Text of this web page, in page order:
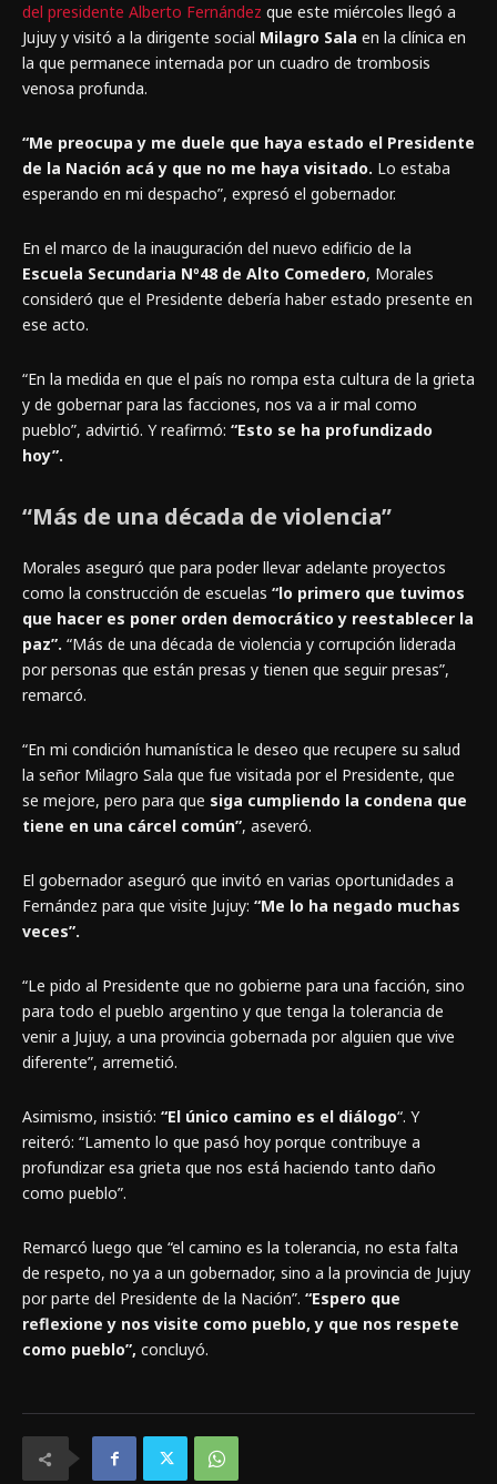
del presidente Alberto Fernández que este miércoles llegó a
Jujuy y visitó a la dirigente social Milagro Sala en la clínica en
la que permanece internada por un cuadro de trombosis
venosa profunda.
“Me preocupa y me duele que haya estado el Presidente
de la Nación acá y que no me haya visitado. Lo estaba
esperando en mi despacho”, expresó el gobernador.
En el marco de la inauguración del nuevo edificio de la
Escuela Secundaria Nº48 de Alto Comedero, Morales
consideró que el Presidente debería haber estado presente en
ese acto.
“En la medida en que el país no rompa esta cultura de la grieta
y de gobernar para las facciones, nos va a ir mal como
pueblo”, advirtió. Y reafirmó: “Esto se ha profundizado
hoy”.
“Más de una década de violencia”
Morales aseguró que para poder llevar adelante proyectos
como la construcción de escuelas “lo primero que tuvimos
que hacer es poner orden democrático y reestablecer la
paz”. “Más de una década de violencia y corrupción liderada
por personas que están presas y tienen que seguir presas”,
remarcó.
“En mi condición humanística le deseo que recupere su salud
la señor Milagro Sala que fue visitada por el Presidente, que
se mejore, pero para que siga cumpliendo la condena que
tiene en una cárcel común”, aseveró.
El gobernador aseguró que invitó en varias oportunidades a
Fernández para que visite Jujuy: “Me lo ha negado muchas
veces”.
“Le pido al Presidente que no gobierne para una facción, sino
para todo el pueblo argentino y que tenga la tolerancia de
venir a Jujuy, a una provincia gobernada por alguien que vive
diferente”, arremetió.
Asimismo, insistió: “El único camino es el diálogo“. Y
reiteró: “Lamento lo que pasó hoy porque contribuye a
profundizar esa grieta que nos está haciendo tanto daño
como pueblo”.
Remarcó luego que “el camino es la tolerancia, no esta falta
de respeto, no ya a un gobernador, sino a la provincia de Jujuy
por parte del Presidente de la Nación”. “Espero que
reflexione y nos visite como pueblo, y que nos respete
como pueblo”, concluyó.